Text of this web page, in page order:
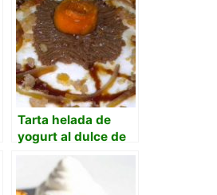
Tarta helada de
yogurt al dulce de